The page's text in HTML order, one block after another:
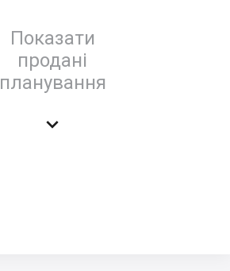
Показати
продані
планування
